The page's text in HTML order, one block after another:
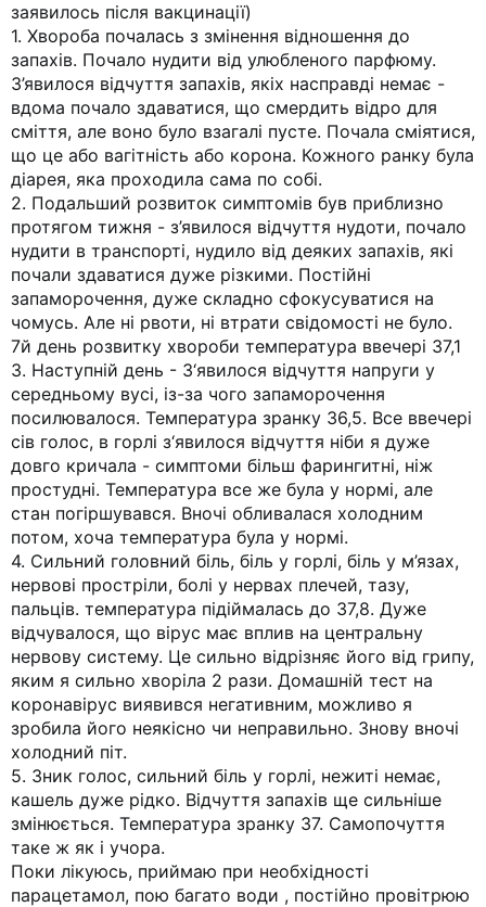
заявилось після вакцинації)
1. Хвороба почалась з змінення відношення до
запахів. Почало нудити від улюбленого парфюму.
З’явилося відчуття запахів, якіх насправді немає -
вдома почало здаватися, що смердить відро для
сміття, але воно було взагалі пусте. Почала сміятися,
що це або вагітність або корона. Кожного ранку була
діарея, яка проходила сама по собі.
2. Подальший розвиток симптомів був приблизно
протягом тижня - з’явилося відчуття нудоти, почало
нудити в транспорті, нудило від деяких запахів, які
почали здаватися дуже різкими. Постійні
запаморочення, дуже складно сфокусуватися на
чомусь. Але ні рвоти, ні втрати свідомості не було.
7й день розвитку хвороби температура ввечері 37,1
3. Наступній день - З‘явилося відчуття напруги у
середньому вусі, із-за чого запаморочення
посилювалося. Температура зранку 36,5. Все ввечері
сів голос, в горлі з‘явилося відчуття ніби я дуже
довго кричала - симптоми більш фарингитні, ніж
простудні. Температура все же була у нормі, але
стан погіршувався. Вночі обливалася холодним
потом, хоча температура була у нормі.
4. Сильний головний біль, біль у горлі, біль у м’язах,
нервові простріли, болі у нервах плечей, тазу,
пальців. температура підіймалась до 37,8. Дуже
відчувалося, що вірус має вплив на центральну
нервову систему. Це сильно відрізняє його від грипу,
яким я сильно хворіла 2 рази. Домашній тест на
коронавірус виявився негативним, можливо я
зробила його неякісно чи неправильно. Знову вночі
холодний піт.
5. Зник голос, сильний біль у горлі, нежиті немає,
кашель дуже рідко. Відчуття запахів ще сильніше
змінюється. Температура зранку 37. Самопочуття
таке ж як і учора.
Поки лікуюсь, приймаю при необхідності
парацетамол, пою багато води , постійно провітрюю